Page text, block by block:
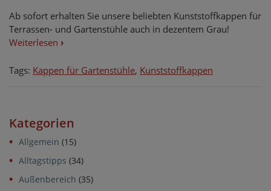
Ab sofort erhalten Sie unsere beliebten Kunststoffkappen für
Terrassen- und Gartenstühle auch in dezentem Grau!
Weiterlesen ›
Tags: Kappen für Gartenstühle, Kunststoffkappen
Kategorien
Allgemein (15)
Alltagstipps (34)
Außenbereich (35)